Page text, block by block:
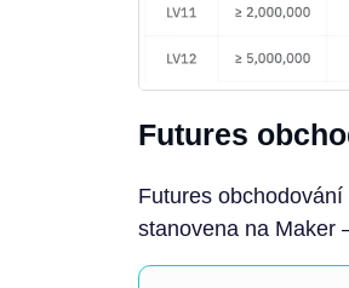
Futures
Futures
stanovena na Maker